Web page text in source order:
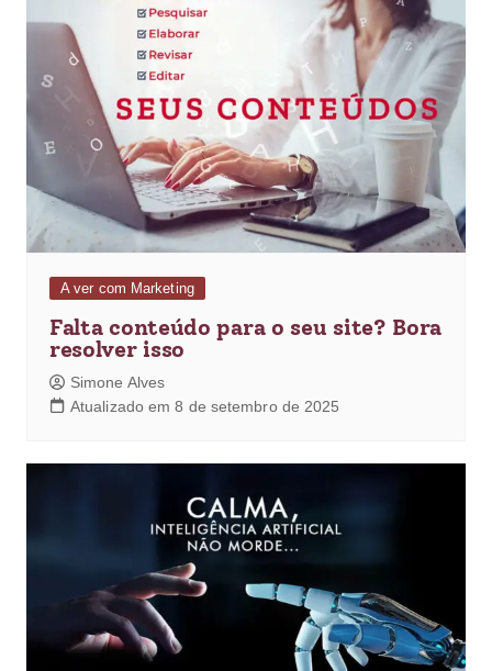
A ver com Marketing
Falta conteúdo para o seu site? Bora
resolver isso
Simone Alves
Atualizado em 8 de setembro de 2025